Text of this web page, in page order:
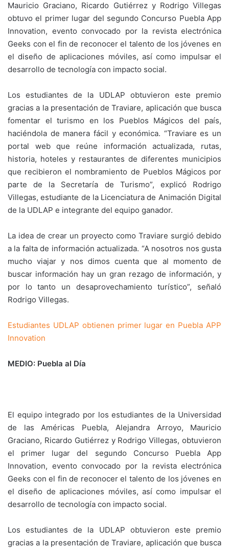
Mauricio Graciano, Ricardo Gutiérrez y Rodrigo Villegas
obtuvo el primer lugar del segundo Concurso Puebla App
Innovation, evento convocado por la revista electrónica
Geeks con el fin de reconocer el talento de los jóvenes en
el diseño de aplicaciones móviles, así como impulsar el
desarrollo de tecnología con impacto social.
Los estudiantes de la UDLAP obtuvieron este premio
gracias a la presentación de Traviare, aplicación que busca
fomentar el turismo en los Pueblos Mágicos del país,
haciéndola de manera fácil y económica. “Traviare es un
portal web que reúne información actualizada, rutas,
historia, hoteles y restaurantes de diferentes municipios
que recibieron el nombramiento de Pueblos Mágicos por
parte de la Secretaría de Turismo”, explicó Rodrigo
Villegas, estudiante de la Licenciatura de Animación Digital
de la UDLAP e integrante del equipo ganador.
La idea de crear un proyecto como Traviare surgió debido
a la falta de información actualizada. “A nosotros nos gusta
mucho viajar y nos dimos cuenta que al momento de
buscar información hay un gran rezago de información, y
por lo tanto un desaprovechamiento turístico”, señaló
Rodrigo Villegas.
Estudiantes UDLAP obtienen primer lugar en Puebla APP
Innovation
MEDIO: Puebla al Día
El equipo integrado por los estudiantes de la Universidad
de las Américas Puebla, Alejandra Arroyo, Mauricio
Graciano, Ricardo Gutiérrez y Rodrigo Villegas, obtuvieron
el primer lugar del segundo Concurso Puebla App
Innovation, evento convocado por la revista electrónica
Geeks con el fin de reconocer el talento de los jóvenes en
el diseño de aplicaciones móviles, así como impulsar el
desarrollo de tecnología con impacto social.
Los estudiantes de la UDLAP obtuvieron este premio
gracias a la presentación de Traviare, aplicación que busca